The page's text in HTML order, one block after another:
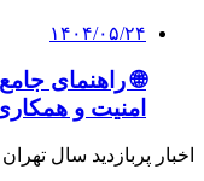
۱۴۰۴/۰۵/۲۴
🌐 راهنمای
امنیت و
اخبار پربازدید سال